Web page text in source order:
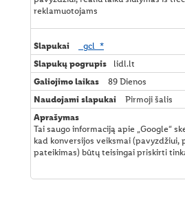
reklamuotojams
_gcl_*
lidl.lt
89 Dienos
Pirmoji šalis
Tai saugo informaciją apie „Google“
kad konversijos veiksmai (pavyzdžiui,
pateikimas) būtų teisingai priskirti